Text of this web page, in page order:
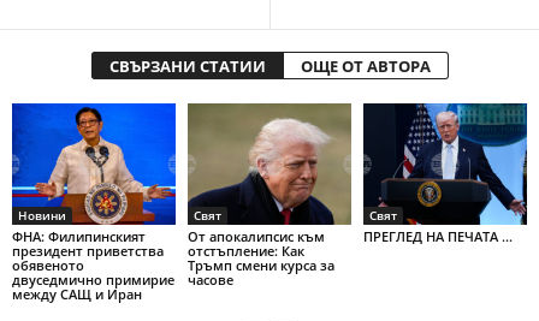
СВЪРЗАНИ СТАТИИ ОЩЕ ОТ АВТОРА
Новини
ФНА: Филипинският
президент приветства
обявеното
двуседмично примирие
между САЩ и Иран
Свят
От апокалипсис към
отстъпление: Как
Тръмп смени курса за
часове
Свят
ПРЕГЛЕД НА ПЕЧАТА ...